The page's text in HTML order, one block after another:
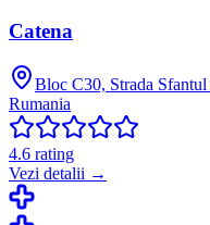
Catena
Bloc C30, Strada
Rumania
4.6 rating
Vezi detalii →